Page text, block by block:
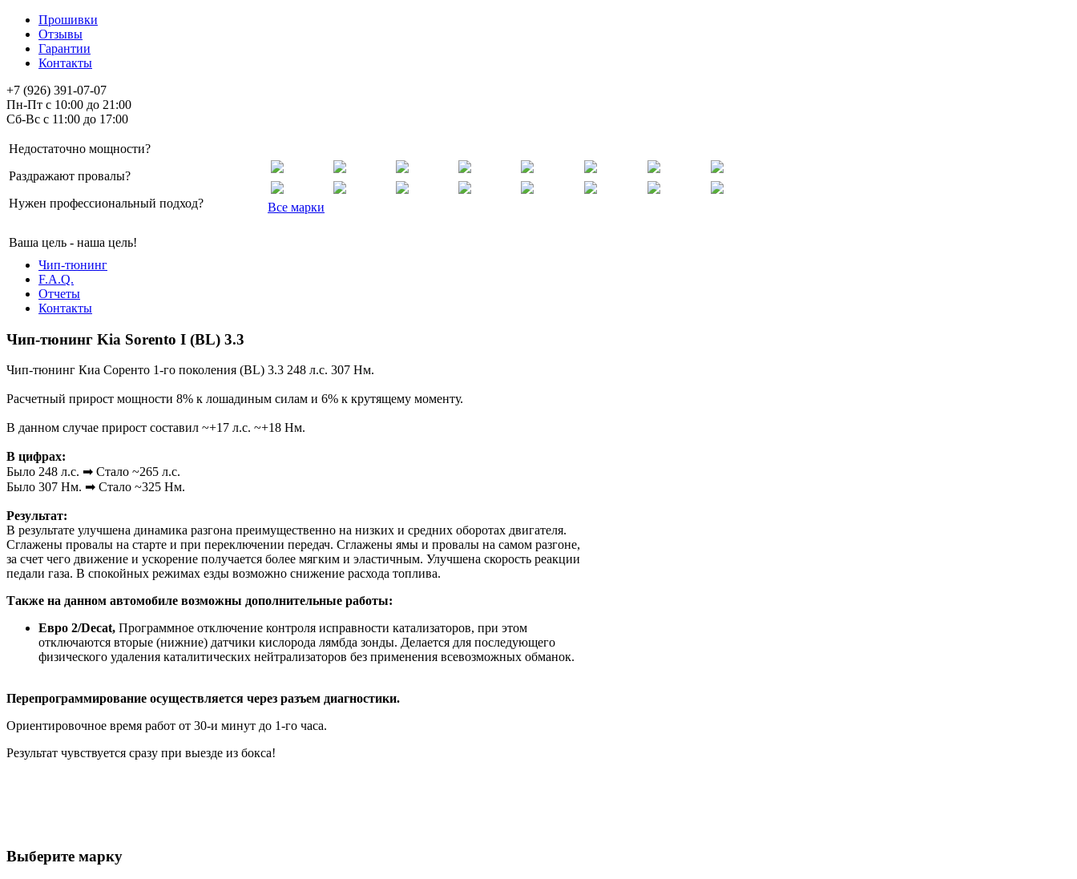
Прошивки
Отзывы
Гарантии
Контакты
+7 (926) 391-07-07
Пн-Пт с 10:00 до 21:00
Сб-Вс с 11:00 до 17:00
Недостаточно мощности?
Раздражают провалы?
Нужен профессиональный подход?
Ваша цель - наша цель!
Все марки
Чип-тюнинг
F.A.Q.
Отчеты
Контакты
Чип-тюнинг Kia Sorento I (BL) 3.3
Чип-тюнинг Киа Соренто 1-го поколения (BL) 3.3 248 л.с. 307 Нм.
Расчетный прирост мощности 8% к лошадиным силам и 6% к крутящему моменту.
В данном случае прирост составил ~+17 л.с. ~+18 Нм.
В цифрах:
Было 248 л.с. ➡ Стало ~265 л.с.
Было 307 Нм. ➡ Стало ~325 Нм.
Результат:
В результате улучшена динамика разгона преимущественно на низких и средних оборотах двигателя.
Сглажены провалы на старте и при переключении передач. Сглажены ямы и провалы на самом разгоне,
за счет чего движение и ускорение получается более мягким и эластичным. Улучшена скорость реакции
педали газа. В спокойных режимах езды возможно снижение расхода топлива.
Также на данном автомобиле возможны дополнительные работы:
Евро 2/Decat, Программное отключение контроля исправности катализаторов, при этом
отключаются вторые (нижние) датчики кислорода лямбда зонды. Делается для последующего
физического удаления каталитических нейтрализаторов без применения всевозможных обманок.
Перепрограммирование осуществляется через разъем диагностики.
Ориентировочное время работ от 30-и минут до 1-го часа.
Результат чувствуется сразу при выезде из бокса!
Выберите марку